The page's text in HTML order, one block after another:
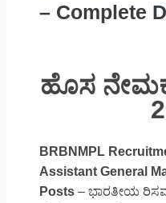
– Complete
ಹೊಸ
BRBNMPL
Assistant General
Posts– ಭಾರತೀಯ